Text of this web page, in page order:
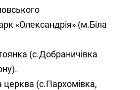
«Олександрія» (м.Біла
(с.Добраничівка
(с.Пархомівка,